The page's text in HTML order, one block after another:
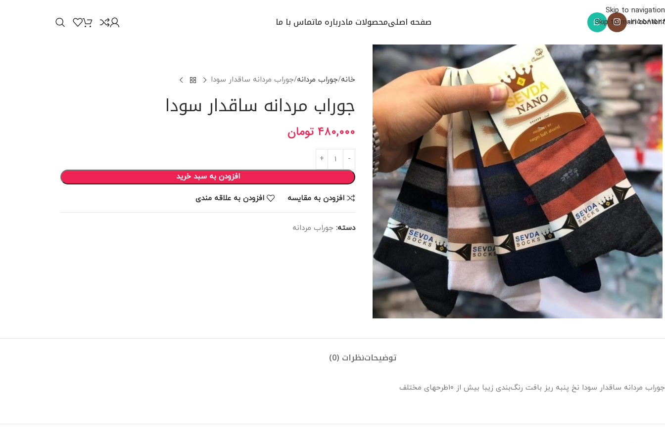
Skip to navigation
Skip to main content
صفحه اصلیمحصولات مادرباره ماتماس با ما
خانه جوراب مردانه جوراب مردانه ساقدار سودا
جوراب مردانه ساقدار سودا
۴۸۰,۰۰۰ تومان
افزودن به سبد خرید
افزودن به مقایسه افزودن به علاقه مندی
دسته: جوراب مردانه
توضیحاتنظرات (0)
جوراب مردانه ساقدار سودا نخ پنبه ریز بافت رنگ‌بندی زیبا بیش از ۱۰طرحهای مختلف